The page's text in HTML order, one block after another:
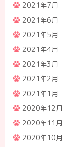
2021年7月
2021年6月
2021年5月
2021年4月
2021年3月
2021年2月
2021年1月
2020年12月
2020年11月
2020年10月